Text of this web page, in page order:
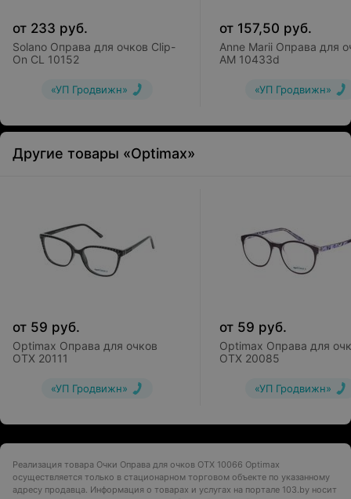
от 233 руб.
Solano Оправа для очков Clip-
On CL 10152
«УП Гродвижн»
от 157,50 руб.
Anne Marii Оправа для
AM 10433d
«УП Гродвижн»
Другие товары «Optimax»
от 59 руб.
Optimax Оправа для очков
OTX 20111
«УП Гродвижн»
от 59 руб.
Optimax Оправа для
OTX 20085
«УП Гродвижн»
Реализация товара Очки Оправа для очков OTX 10066 Optimax
осуществляется только в стационарном торговом объекте по указанному
адресу продавца. Информация о товарах и услугах на портале 103.by носит